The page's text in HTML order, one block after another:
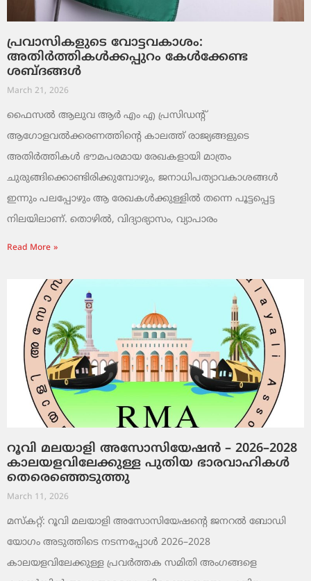
പ്രവാസികളുടെ വോട്ടവകാശം:
അതിർത്തികൾക്കപ്പുറം കേൾക്കേണ്ട
ശബ്ദങ്ങൾ
March 21, 2026
ഫൈസൽ ആലുവ ആർ എം എ പ്രസിഡന്റ്
ആഗോളവൽക്കരണത്തിന്റെ കാലത്ത് രാജ്യങ്ങളുടെ
അതിർത്തികൾ ഭൗമപരമായ രേഖകളായി മാത്രം
ചുരുങ്ങിക്കൊണ്ടിരിക്കുമ്പോഴും, ജനാധിപത്യാവകാശങ്ങൾ
ഇന്നും പലപ്പോഴും ആ രേഖകൾക്കുള്ളിൽ തന്നെ പൂട്ടപ്പെട്ട
നിലയിലാണ്. തൊഴിൽ, വിദ്യാഭ്യാസം, വ്യാപാരം
Read More »
റൂവി മലയാളി അസോസിയേഷൻ – 2026–2028
കാലയളവിലേക്കുള്ള പുതിയ ഭാരവാഹികൾ
തെരെഞ്ഞെടുത്തു
March 11, 2026
മസ്കറ്റ്: റൂവി മലയാളി അസോസിയേഷന്റെ ജനറൽ ബോഡി
യോഗം അടുത്തിടെ നടന്നപ്പോൾ 2026–2028
കാലയളവിലേക്കുള്ള പ്രവർത്തക സമിതി അംഗങ്ങളെ